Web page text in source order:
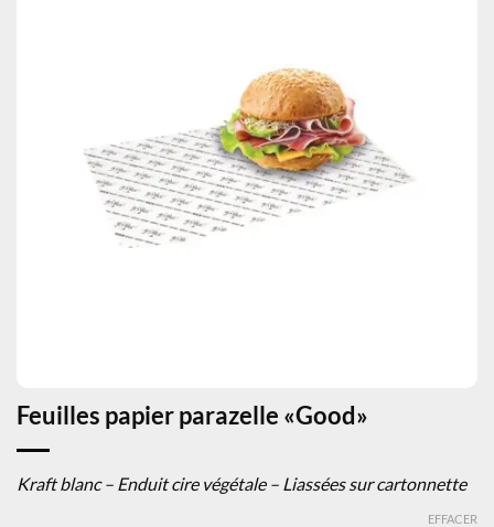
Feuilles papier parazelle «Good»
Kraft blanc – Enduit cire végétale – Liassées sur cartonnette
EFFACER